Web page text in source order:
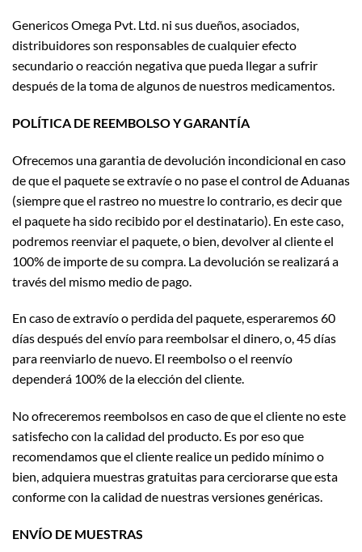
Genericos Omega Pvt. Ltd. ni sus dueños, asociados,
distribuidores son responsables de cualquier efecto
secundario o reacción negativa que pueda llegar a sufrir
después de la toma de algunos de nuestros medicamentos.
POLÍTICA DE REEMBOLSO Y GARANTÍA
Ofrecemos una garantia de devolución incondicional en caso
de que el paquete se extravíe o no pase el control de Aduanas
(siempre que el rastreo no muestre lo contrario, es decir que
el paquete ha sido recibido por el destinatario). En este caso,
podremos reenviar el paquete, o bien, devolver al cliente el
100% de importe de su compra. La devolución se realizará a
través del mismo medio de pago.
En caso de extravío o perdida del paquete, esperaremos 60
días después del envío para reembolsar el dinero, o, 45 días
para reenviarlo de nuevo. El reembolso o el reenvío
dependerá 100% de la elección del cliente.
No ofreceremos reembolsos en caso de que el cliente no este
satisfecho con la calidad del producto. Es por eso que
recomendamos que el cliente realice un pedido mínimo o
bien, adquiera muestras gratuitas para cerciorarse que esta
conforme con la calidad de nuestras versiones genéricas.
ENVÍO DE MUESTRAS